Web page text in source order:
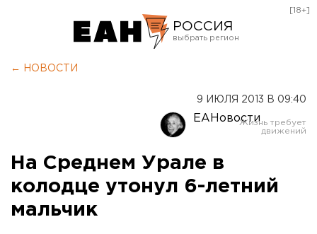
РОССИЯ
Оренбург
[18+]
← НОВОСТИ
9 ИЮЛЯ 2013 В 09:40
ЕАНовости
На Среднем Урале в
колодце утонул 6-летний
мальчик